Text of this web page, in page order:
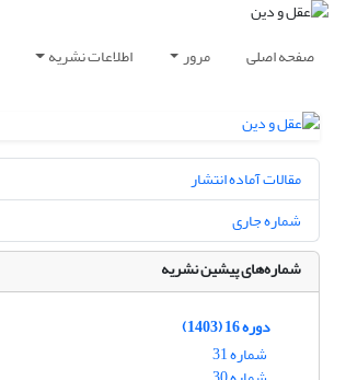
صفحه اصلی مرور اطلاعات نشریه
مقالات آماده انتشار
شماره جاری
شماره‌های پیشین نشریه
دوره 16 (1403)
شماره 31